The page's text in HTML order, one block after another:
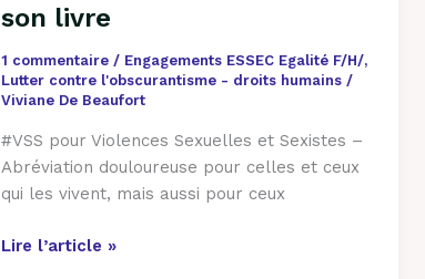
son livre
1 commentaire / Engagements ESSEC Egalité F/H/,
Lutter contre l'obscurantisme - droits humains /
Viviane De Beaufort
#VSS pour Violences Sexuelles et Sexistes –
Abréviation douloureuse pour celles et ceux
qui les vivent, mais aussi pour ceux
Lire l’article »